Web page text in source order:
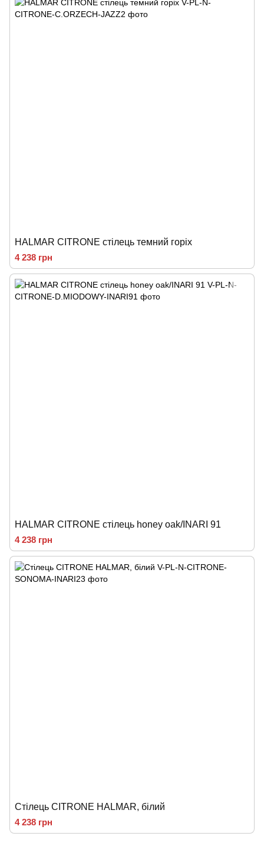
HALMAR CITRONE стілець темний горіх
4 238 грн
HALMAR CITRONE стілець honey oak/INARI 91
4 238 грн
Стілець CITRONE HALMAR, білий
4 238 грн